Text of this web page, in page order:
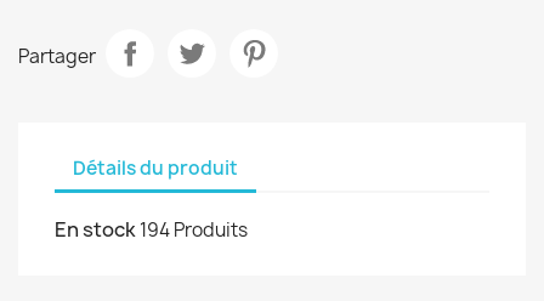
Partager
Détails du produit
En stock194 Produits